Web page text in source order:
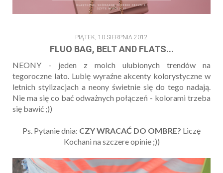
PIĄTEK, 10 SIERPNIA 2012
FLUO BAG, BELT AND FLATS...
NEONY - jeden z moich ulubionych trendów na
tegoroczne lato. Lubię wyraźne akcenty kolorystyczne w
letnich stylizacjach a neony świetnie się do tego nadają.
Nie ma się co bać odważnych połączeń - kolorami trzeba
się bawić ;))
Ps. Pytanie dnia: CZY WRACAĆ DO OMBRE? Liczę
Kochani na szczere opinie ;))